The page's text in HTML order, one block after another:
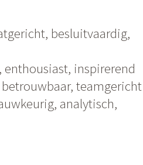
besluitvaardig,
enthousiast, inspirerend
teamgericht
analytisch,